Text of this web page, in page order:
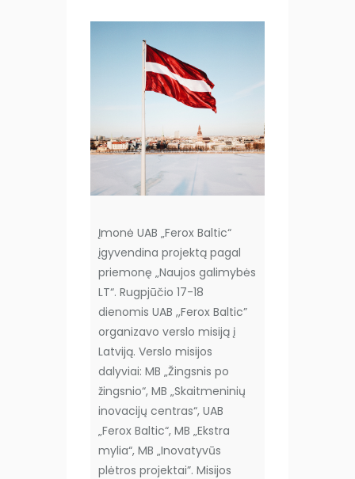
Įmonė UAB „Ferox Baltic“
įgyvendina projektą pagal
priemonę „Naujos galimybės
LT“. Rugpjūčio 17-18
dienomis UAB ,,Ferox Baltic”
organizavo verslo misiją į
Latviją. Verslo misijos
dalyviai: MB „Žingsnis po
žingsnio“, MB „Skaitmeninių
inovacijų centras“, UAB
„Ferox Baltic“, MB „Ekstra
mylia“, MB „Inovatyvūs
plėtros projektai”. Misijos